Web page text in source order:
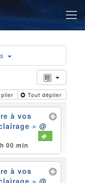
Tout déplier
à vos
»@
00 min
à vos
»@